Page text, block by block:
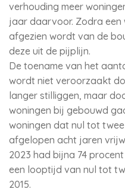
verhouding meer
jaar daarvoor. Zodra een
afgezien wordt van de
deze uit de pijplijn.
De toename van het
wordt niet veroorzaakt
langer stilliggen, maar
woningen bij gebouwd
woningen dat nul tot
afgelopen acht jaren
2023 had bijna 74
een looptijd van nul tot
2015.